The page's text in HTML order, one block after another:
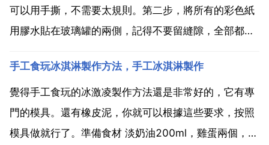
可以用手撕，不需要太規則。第二步，將所有的彩色紙
用膠水貼在玻璃罐的兩側，記得不要留縫隙，全部都貼
扭棒或者較粗的電線做成燈籠提手。第四步，將蠟燭點
燃放進玻璃罐裡，也可以適當自己新增一些其他裝飾。
燈籠，又稱燈...
手工食玩冰淇淋製作方法，手工冰淇淋製作
覺得手工食玩的冰激凌製作方法還是非常好的，它有專
門的模具。還有橡皮泥，你就可以根據這些要求，按照
模具做就行了。準備食材 淡奶油200ml，雞蛋兩個，奧